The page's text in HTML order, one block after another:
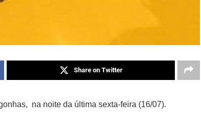
Share on Twitter
na noite da última sexta-feira (16/07).